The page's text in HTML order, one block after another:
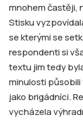
mnohem častěji,
Stisku
se kterými se
respondenti si
textu jim tedy
minulosti
jako brigádníci.
vycházela